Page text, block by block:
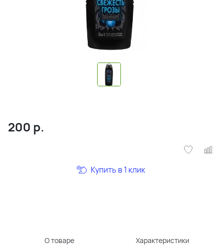
200 р.
Купить в 1 клик
О товаре Характеристики